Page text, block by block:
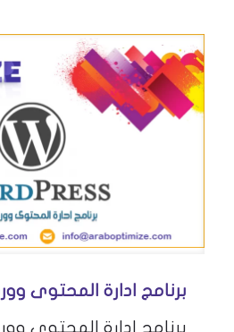
برنامج ادارة المحتوى
برنامج ادارة المحتوى